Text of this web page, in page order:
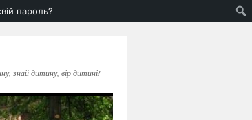
пароль?
знай дитину, вір дитині!